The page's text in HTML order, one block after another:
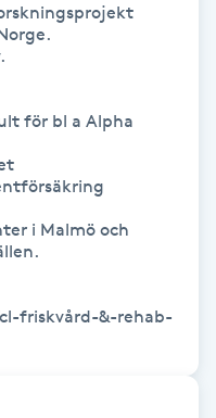
för bl a Alpha
i Malmö och
friskvård-&-rehab-